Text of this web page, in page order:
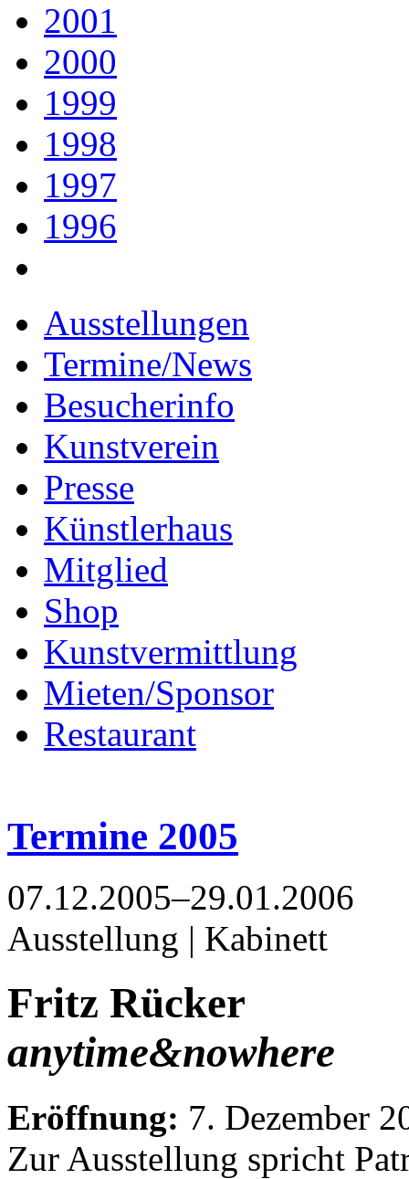
2001
2000
1999
1998
1997
1996
Ausstellungen
Termine/News
Besucherinfo
Kunstverein
Presse
Künstlerhaus
Mitglied
Shop
Kunstvermittlung
Mieten/Sponsor
Restaurant
Termine 2005
07.12.2005–29.01.2006
Ausstellung | Kabinett
Fritz Rücker
anytime&nowhere
Eröffnung: 7. Dezember
Zur Ausstellung spricht